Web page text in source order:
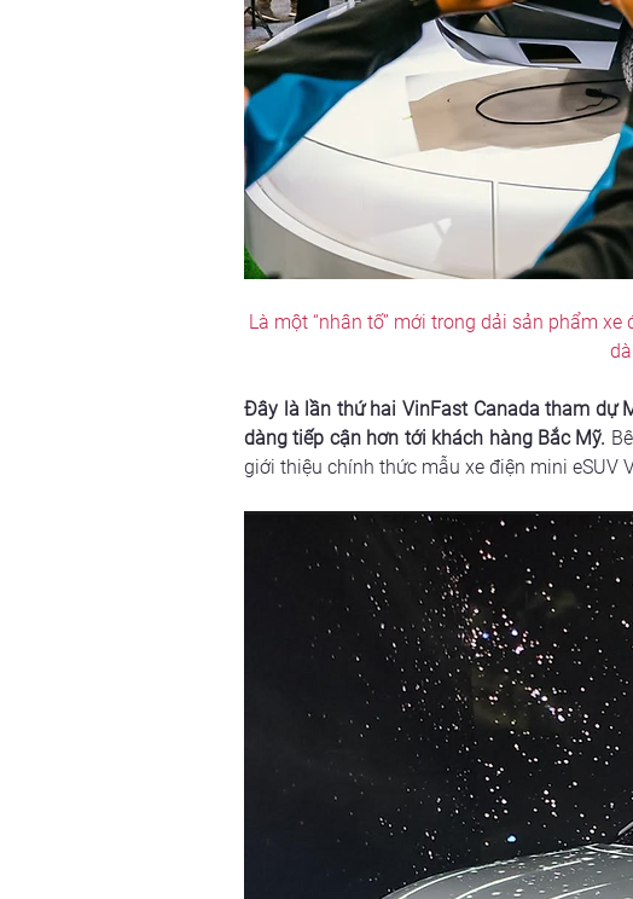
Là một “nhân tố” mới trong dải sản phẩm
Đây là lần thứ hai VinFast Canada tham dự
dàng tiếp cận hơn tới khách hàng Bắc Mỹ.
giới thiệu chính thức mẫu xe điện mini eSUV